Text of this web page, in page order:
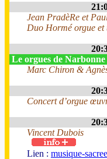
Jean PradèRe et
Duo Hormé orgue et
Le orgues de
Marc Chiron &
Concert d’orgue
Vincent Dubois
Lien : musique-